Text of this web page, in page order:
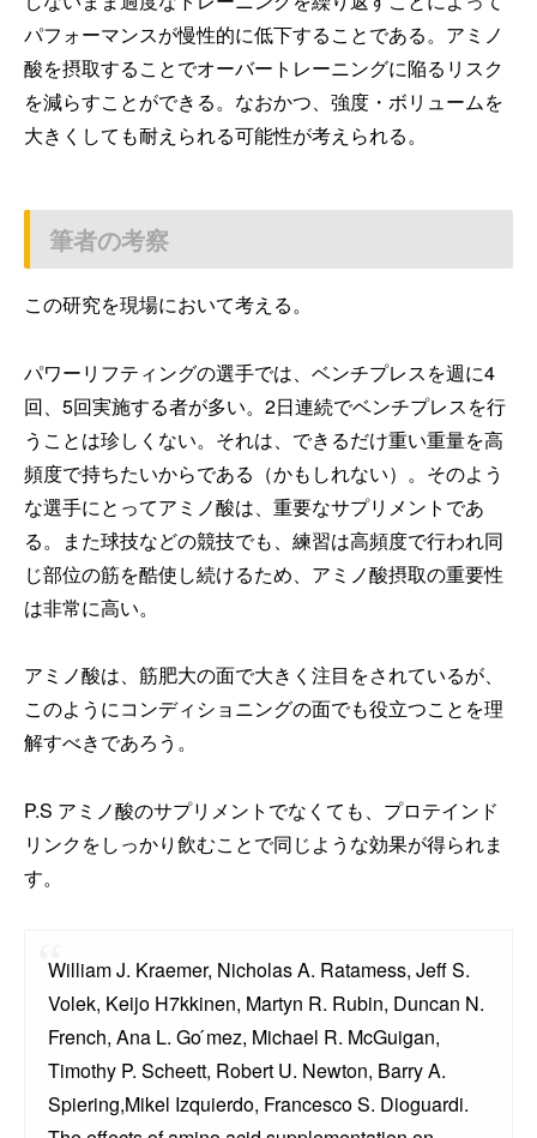
パフォーマンスが慢性的に低下することである。アミノ
酸を摂取することでオーバートレーニングに陥るリスク
を減らすことができる。なおかつ、強度・ボリュームを
大きくしても耐えられる可能性が考えられる。
筆者の考察
この研究を現場において考える。
パワーリフティングの選手では、ベンチプレスを週に4
回、5回実施する者が多い。2日連続でベンチプレスを行
うことは珍しくない。それは、できるだけ重い重量を高
頻度で持ちたいからである（かもしれない）。そのよう
な選手にとってアミノ酸は、重要なサプリメントであ
る。また球技などの競技でも、練習は高頻度で行われ同
じ部位の筋を酷使し続けるため、アミノ酸摂取の重要性
は非常に高い。
アミノ酸は、筋肥大の面で大きく注目をされているが、
このようにコンディショニングの面でも役立つことを理
解すべきであろう。
P.S アミノ酸のサプリメントでなくても、プロテインド
リンクをしっかり飲むことで同じような効果が得られま
す。
William J. Kraemer, Nicholas A. Ratamess, Jeff S.
Volek, Keijo H7kkinen, Martyn R. Rubin, Duncan N.
French, Ana L. Go ́mez, Michael R. McGuigan,
Timothy P. Scheett, Robert U. Newton, Barry A.
Spiering,Mikel Izquierdo, Francesco S. Dioguardi.